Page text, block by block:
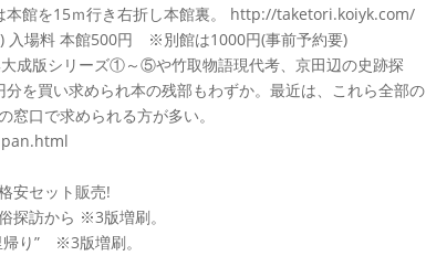
本館を15ｍ行き右折し本館裏。 http://taketori.koiyk.com/
入場料 本館500円 ※別館は1000円(事前予約要)
成版シリーズ①～⑤や竹取物語現代考、京田辺の史跡探
を買い求められ本の残部もわずか。最近は、これら全部の
口で求められる方が多い。
安セット販売!
探訪から ※3版増刷。
り” ※3版増刷。